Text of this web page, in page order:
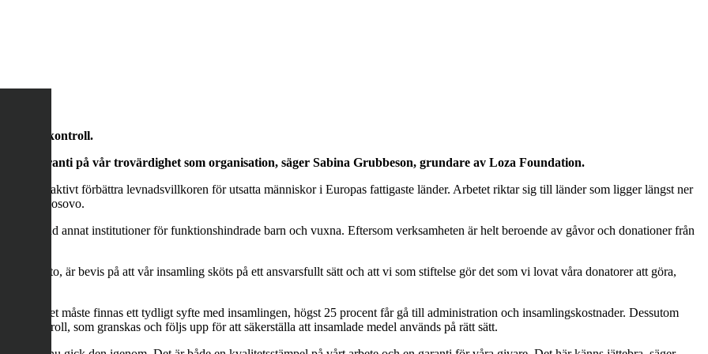
garanti på vår trovärdighet som organisation, säger Sabina Grubbeson, grundare av Loza Foundation.
på att aktivt förbättra levnadsvillkoren för utsatta människor i Europas fattigaste länder. Arbetet riktar sig till länder som ligger längst ner
och Kosovo.
på bland annat institutioner för funktionshindrade barn och vuxna. Eftersom verksamheten är helt beroende av gåvor och donationer från
90-konto, är bevis på att vår insamling sköts på ett ansvarsfullt sätt och att vi som stiftelse gör det som vi lovat våra donatorer att göra,
krav. Det måste finnas ett tydligt syfte med insamlingen, högst 25 procent får gå till administration och insamlingskostnader. Dessutom
som granskas och följs upp för att säkerställa att insamlade medel används på rätt sätt.